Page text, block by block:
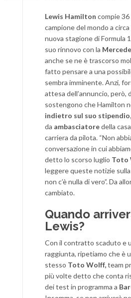
Lewis Hamilton compie
campione del mondo a circa
nuova stagione di Formula
suo rinnovo con la
anche se ne è trascorso
fatto pensare a una
sembra imminente. Anzi,
attesa dell’annuncio, però,
sostengono che Hamilton
indietro sul suo stipendio,
da ambasciatoredella
carriera da pilota. “Non
conversazione in cui
detto lo scorso luglio Toto
leggere queste notizie
non c’è nulla di vero”. Da
cambiato.
Quando
Lewis?
Con il contratto scaduto e
raggiunta, ripetiamo che è
stesso Toto Wolff,team
più volte detto che conta
dei test in programma a